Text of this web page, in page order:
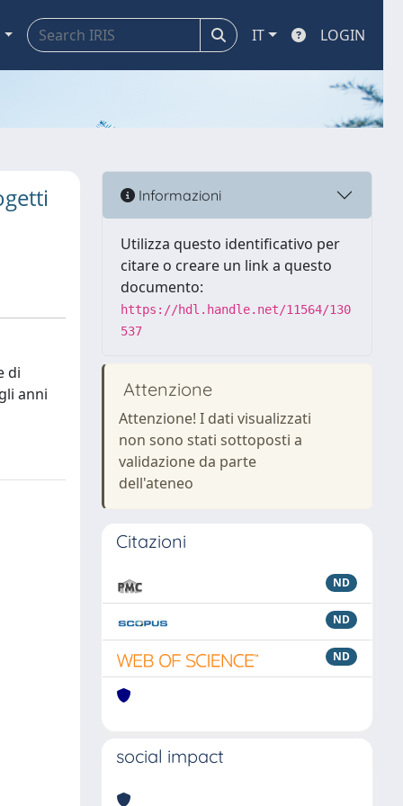
IT LOGIN
di
anni
Informazioni
Utilizza questo identificativo per
citare o creare un link a questo
documento:
https://hdl.handle.net/11564/130
537
Attenzione
Attenzione! I dati visualizzati
non sono stati sottoposti a
validazione da parte
dell'ateneo
Citazioni
ND
ND
ND
social impact